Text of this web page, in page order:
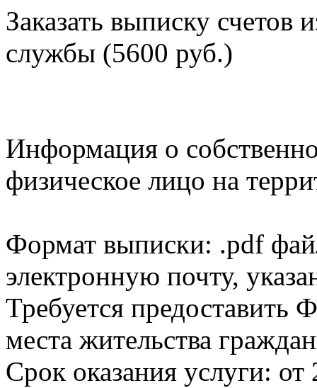
Заказать выписку счетов
службы (5600 руб.)
Информация о
физическое лицо на
Формат выписки: .pdf
электронную почту,
Требуется
места жительства
Срок оказания услуги: от